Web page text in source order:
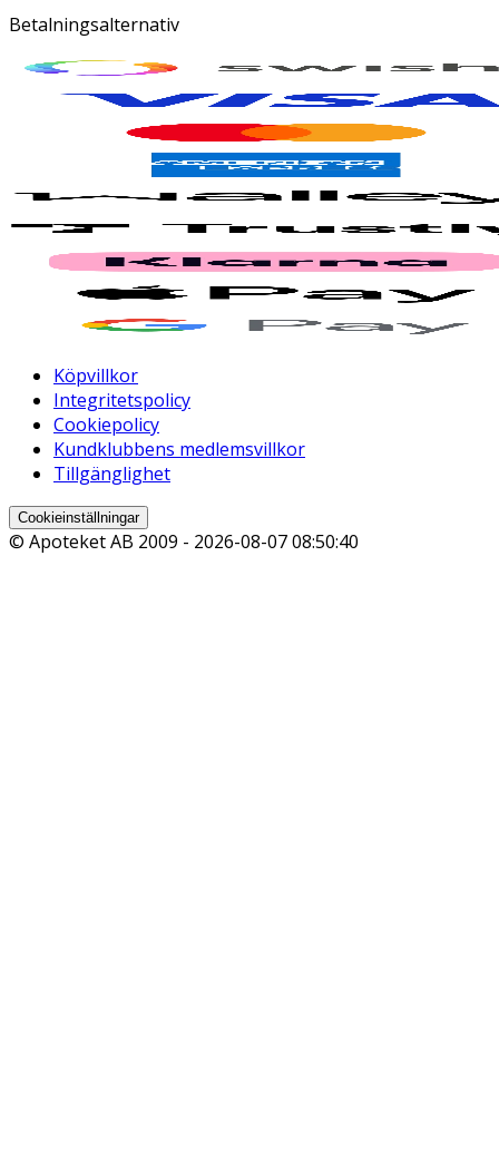
Betalningsalternativ
Köpvillkor
Integritetspolicy
Cookiepolicy
Kundklubbens medlemsvillkor
Tillgänglighet
Cookieinställningar
© Apoteket AB 2009 - 2026-08-07 08:50:40